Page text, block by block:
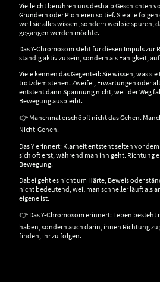
Vielleicht berühren uns deshalb Geschichten
Gründern oder Pionieren so tief. Sie alle
weil sie alles wissen, sondern weil sie spüren,
gegangen werden möchte.
Das Y-Chromosom steht für diesen Impuls zur
ständig aktiv zu sein, sondern als Fähigkeit,
Viele kennen das Gegenteil: Sie wissen, was
trotzdem stehen. Zweifel, Erwartungen oder
entsteht dann Spannung nicht, weil der Weg
Bewegung ausbleibt.
👉 Manchmal erschöpft nicht das Gehen.
Nicht-Gehen.
Das Y erinnert: Klarheit entsteht selten vor
sich oft erst, während man ihn geht. Richtung
Bewegung.
Dabei geht es nicht um Härte, Beweis oder
nicht bedeutend, weil man schneller läuft als
eigene ist.
👉 Das Y-Chromosom erinnert: Leben besteht
haben, sondern auch darin, ihnen Richtung
finden, ihr zu folgen.